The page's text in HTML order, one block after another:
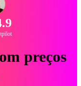
preços